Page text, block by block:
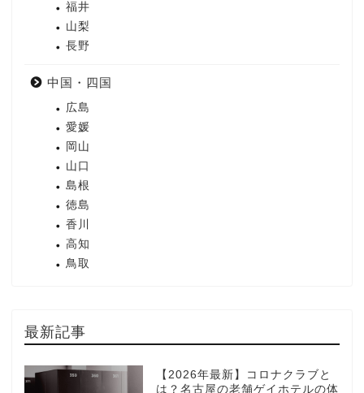
福井
山梨
長野
中国・四国
広島
愛媛
岡山
山口
島根
徳島
香川
高知
鳥取
最新記事
【2026年最新】コロナクラブと
は？名古屋の老舗ゲイホテルの体